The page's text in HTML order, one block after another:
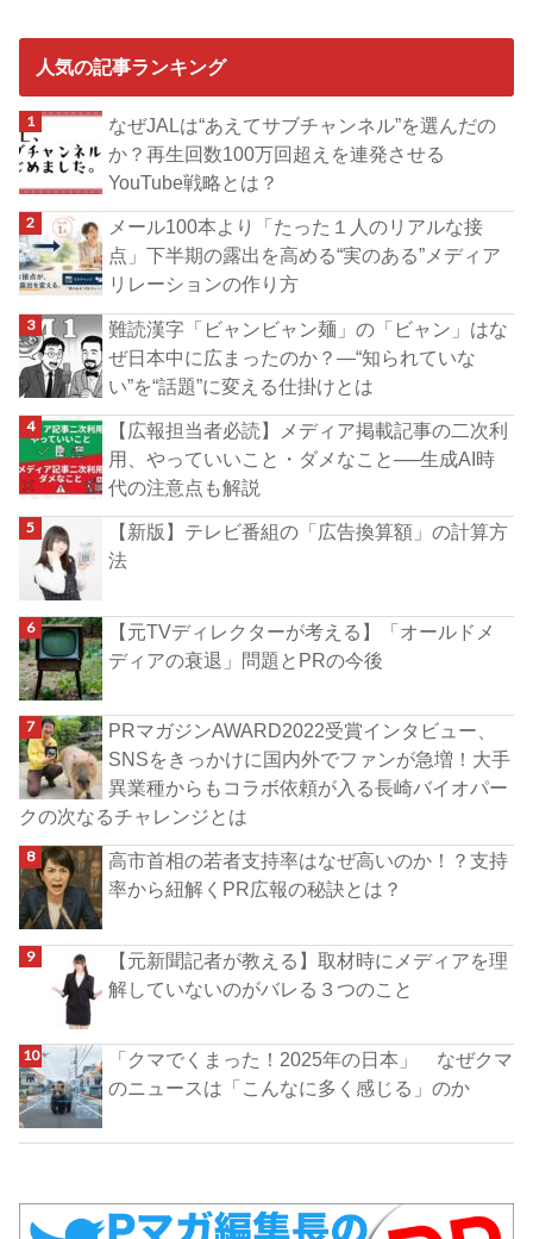
人気の記事ランキング
なぜJALは“あえてサブチャンネル”を選んだの
か？再生回数100万回超えを連発させる
YouTube戦略とは？
メール100本より「たった１人のリアルな接
点」下半期の露出を高める“実のある”メディア
リレーションの作り方
難読漢字「ビャンビャン麺」の「ビャン」はな
ぜ日本中に広まったのか？―“知られていな
い”を“話題”に変える仕掛けとは
【広報担当者必読】メディア掲載記事の二次利
用、やっていいこと・ダメなこと──生成AI時
代の注意点も解説
【新版】テレビ番組の「広告換算額」の計算方
法
【元TVディレクターが考える】「オールドメ
ディアの衰退」問題とPRの今後
PRマガジンAWARD2022受賞インタビュー、
SNSをきっかけに国内外でファンが急増！大手
異業種からもコラボ依頼が入る長崎バイオパー
クの次なるチャレンジとは
高市首相の若者支持率はなぜ高いのか！？支持
率から紐解くPR広報の秘訣とは？
【元新聞記者が教える】取材時にメディアを理
解していないのがバレる３つのこと
「クマでくまった！2025年の日本」 なぜクマ
のニュースは「こんなに多く感じる」のか